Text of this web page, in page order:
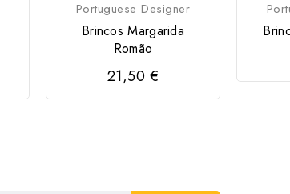
Portuguese Designer
Brincos Margarida
Romão
21,50 €